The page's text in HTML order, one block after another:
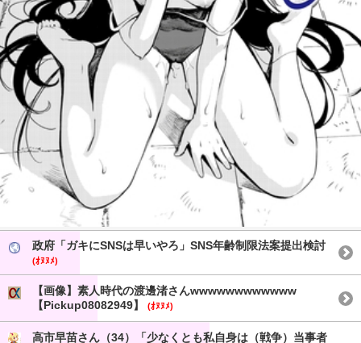
政府「ガキにSNSは早いやろ」SNS年齢制限法案提出検討
(ｵﾇﾇﾒ)
【画像】素人時代の渡邊渚さんwwwwwwwwwwww
【Pickup08082949】
(ｵﾇﾇﾒ)
高市早苗さん（34）「少なくとも私自身は（戦争）当事者